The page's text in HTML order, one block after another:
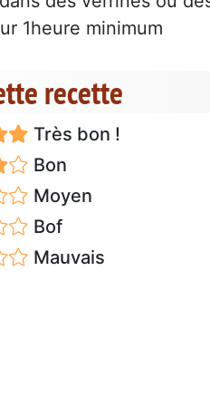
1heure minimum
recette
Très bon !
Bon
Moyen
Bof
Mauvais